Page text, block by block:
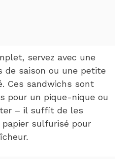
servez avec une
de saison ou une petite
Ces sandwichs sont
pour un pique-nique ou
– il suffit de les
sulfurisé pour